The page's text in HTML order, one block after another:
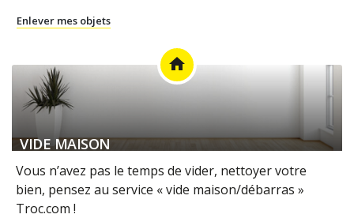
Enlever mes objets
home
VIDE MAISON
Vous n’avez pas le temps de vider, nettoyer votre
bien, pensez au service « vide maison/débarras »
Troc.com !